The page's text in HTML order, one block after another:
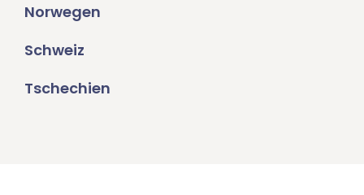
Norwegen
Schweiz
Tschechien